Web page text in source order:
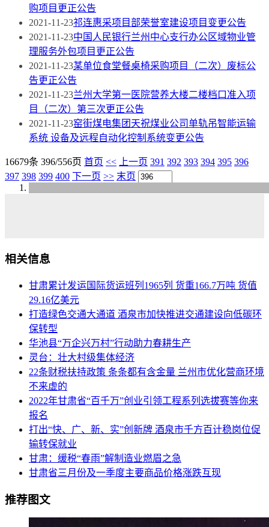
购项目更正公告
2021-11-23祁连惠采项目部荣誉室建设项目变更公告
2021-11-23中国人民银行兰州中心支行办公区域物业管
理服务外包项目更正公告
2021-11-23某单位食堂餐桌椅采购项目（二次）废标公
告更正公告
2021-11-23兰州大学第一医院营养大楼二楼档口准入项
目（二次）第三次更正公告
2021-11-23窑街煤电集团天祝煤业公司单轨吊智能运输
系统 设备及远程自动化控制系统变更公告
16679条 396/556页 首页 << 上一页 391 392 393 394 395 396
397 398 399 400 下一页 >> 末页
相关信息
甘肃累计发运国际货运班列1965列 货重166.7万吨 货值
29.16亿美元
打造绿色交通大通道 酒泉市加快推进交通建设向低碳环
保转型
华池县“万企兴万村”行动助力春耕生产
灵台：壮大村级集体经济
22条财税扶持政策 条条都有含金量 兰州市优化营商环境
不来虚的
2022年甘肃省“百千万”创业引领工程系列选拔赛等你来
报名
打出“快、广、新、实”创新牌 酒泉市千方百计稳岗位促
输转保就业
甘肃：缓税“春雨”解制造业燃眉之急
甘肃省三月份及一季度主要商品价格涨跌互现
推荐图文